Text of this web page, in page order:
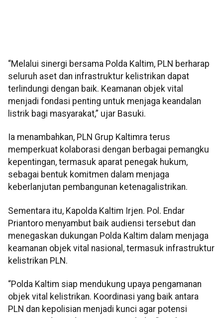
“Melalui sinergi bersama Polda Kaltim, PLN berharap
seluruh aset dan infrastruktur kelistrikan dapat
terlindungi dengan baik. Keamanan objek vital
menjadi fondasi penting untuk menjaga keandalan
listrik bagi masyarakat,” ujar Basuki.
Ia menambahkan, PLN Grup Kaltimra terus
memperkuat kolaborasi dengan berbagai pemangku
kepentingan, termasuk aparat penegak hukum,
sebagai bentuk komitmen dalam menjaga
keberlanjutan pembangunan ketenagalistrikan.
Sementara itu, Kapolda Kaltim Irjen. Pol. Endar
Priantoro menyambut baik audiensi tersebut dan
menegaskan dukungan Polda Kaltim dalam menjaga
keamanan objek vital nasional, termasuk infrastruktur
kelistrikan PLN.
“Polda Kaltim siap mendukung upaya pengamanan
objek vital kelistrikan. Koordinasi yang baik antara
PLN dan kepolisian menjadi kunci agar potensi